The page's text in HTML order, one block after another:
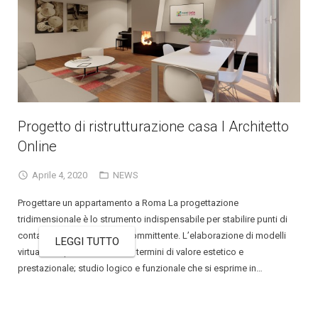
CONTATTI
BLOG
Progetto di ristrutturazione casa I Architetto
Online
Aprile 4, 2020 NEWS
Progettare un appartamento a Roma La progettazione
tridimensionale è lo strumento indispensabile per stabilire punti di
contatto tra l’architetto e il committente. L’elaborazione di modelli
virtuali semplifica le scelte in termini di valore estetico e
prestazionale; studio logico e funzionale che si esprime in…
LEGGI TUTTO